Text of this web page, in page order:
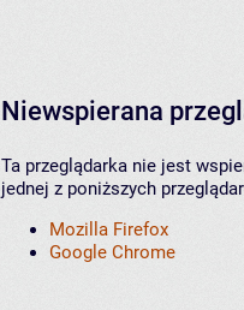
Niewspierana
Ta przeglądarka nie jest
jednej z poniższych
Mozilla Firefox
Google Chrome